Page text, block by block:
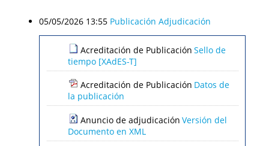
05/05/2026 13:55 Publicación Adjudicación
Acreditación de Publicación Sello de
tiempo [XAdES-T]
Acreditación de Publicación Datos de
la publicación
Anuncio de adjudicación Versión del
Documento en XML